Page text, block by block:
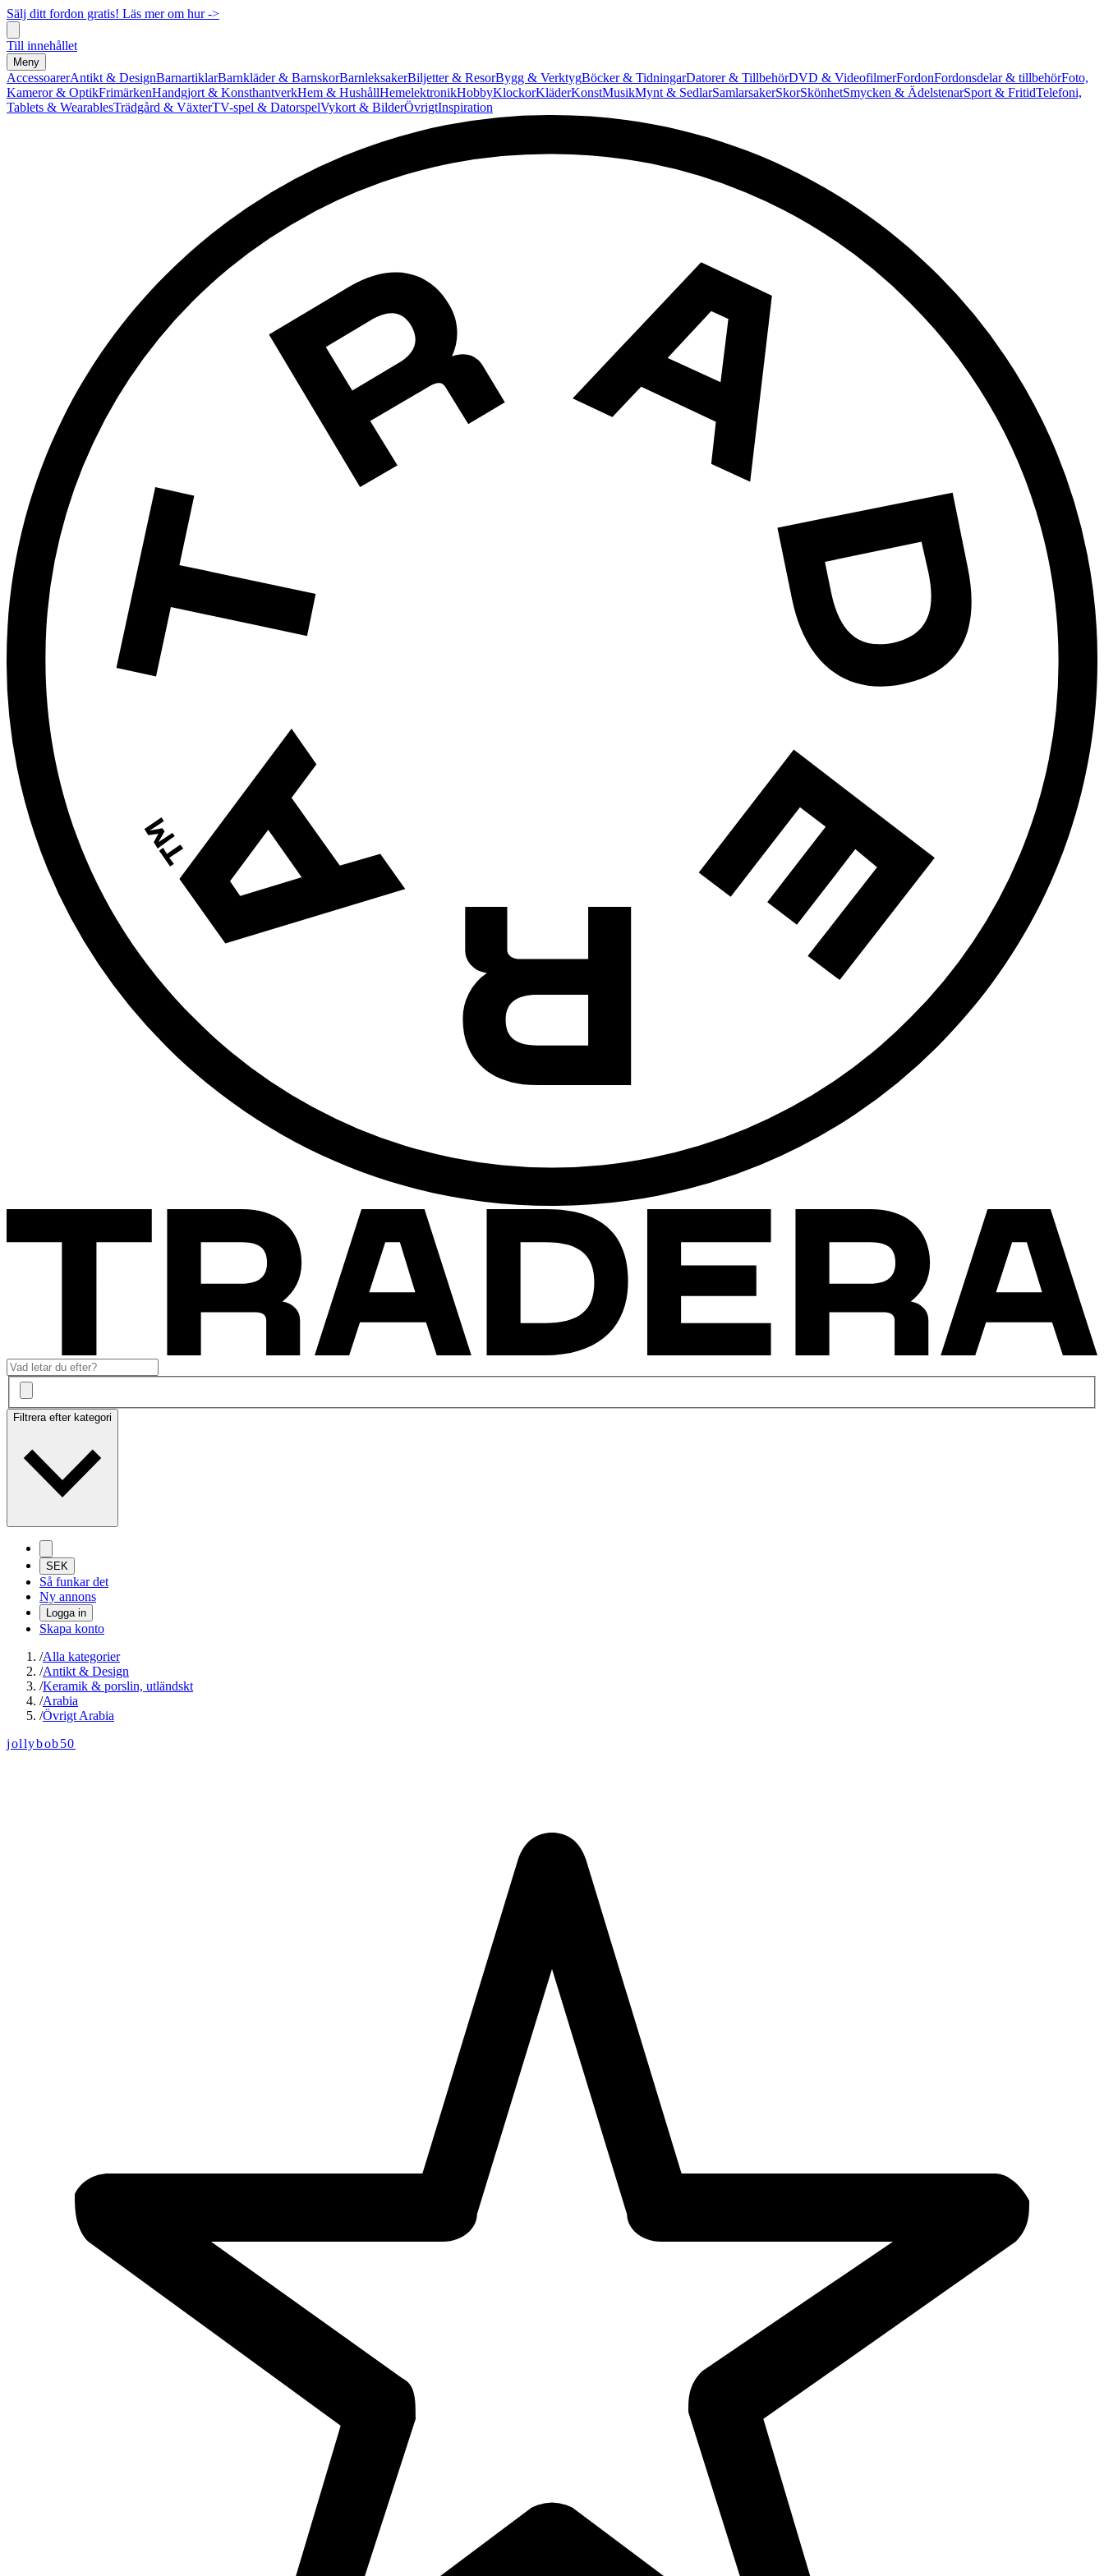
Sälj ditt fordon gratis! Läs mer om hur ->
Till innehållet
Meny
AccessoarerAntikt & DesignBarnartiklarBarnkläder & BarnskorBarnleksakerBiljetter & ResorBygg & VerktygBöcker & TidningarDatorer & TillbehörDVD & VideofilmerFordonFordonsdelar & tillbehörFoto,
Kameror & OptikFrimärkenHandgjort & KonsthantverkHem & HushållHemelektronikHobbyKlockorKläderKonstMusikMynt & SedlarSamlarsakerSkorSkönhetSmycken & ÄdelstenarSport & FritidTelefoni,
Tablets & WearablesTrädgård & VäxterTV-spel & DatorspelVykort & BilderÖvrigtInspiration
Filtrera efter kategori
SEK
Så funkar det
Ny annons
Logga in
Skapa konto
/Alla kategorier
/Antikt & Design
/Keramik & porslin, utländskt
/Arabia
/Övrigt Arabia
jollybob50